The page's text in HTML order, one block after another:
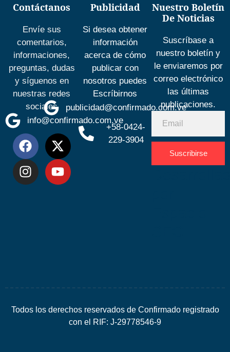
Contáctanos
Envíe sus
comentarios,
informaciones,
preguntas, dudas
y síguenos en
nuestras redes
sociales
info@confirmado.com.ve
Publicidad
Si desea obtener
información
acerca de cómo
publicar con
nosotros puedes
Escríbirnos
publicidad@confirmado.com.ve
+58-0424-
229-3904
Nuestro Boletín
De Noticias
Suscríbase a
nuestro boletín y
le enviaremos por
correo electrónico
las últimas
publicaciones.
Suscribirse
Todos los derechos reservados de Confirmado registrado
con el RIF: J-29778546-9